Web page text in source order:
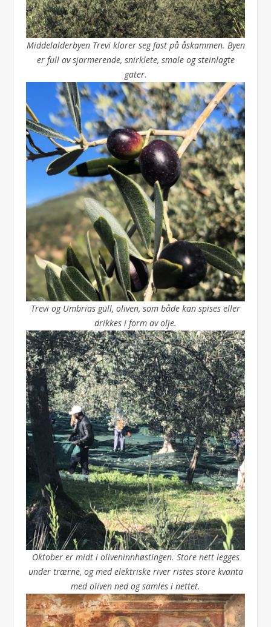
Middelalderbyen Trevi klorer seg fast på åskammen. Byen
er full av sjarmerende, snirklete, smale og steinlagte
gater.
Trevi og Umbrias gull, oliven, som både kan spises eller
drikkes i form av olje.
Oktober er midt i oliveninnhøstingen. Store nett legges
under trærne, og med elektriske river ristes store kvanta
med oliven ned og samles i nettet.